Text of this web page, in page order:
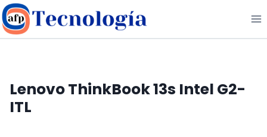
Saltar
al
contenido
Lenovo ThinkBook 13s Intel G2-
ITL